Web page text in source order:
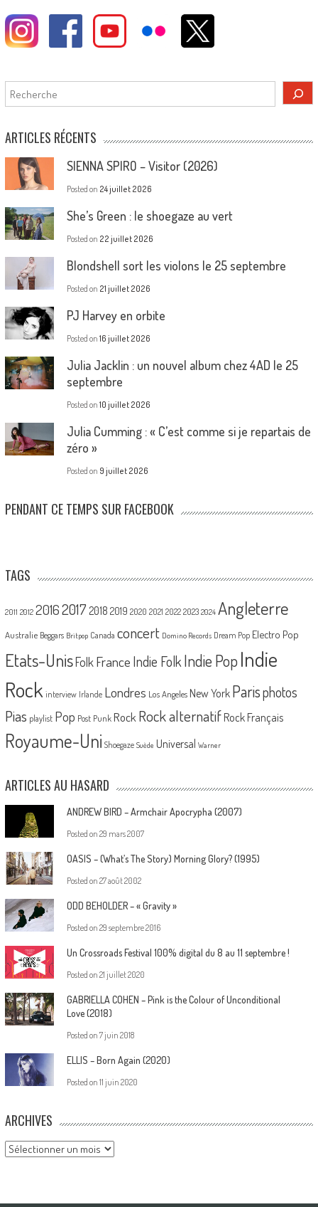
Rechercher
ARTICLES RÉCENTS
SIENNA SPIRO – Visitor (2026)
Posted on 24 juillet 2026
She’s Green : le shoegaze au vert
Posted on 22 juillet 2026
Blondshell sort les violons le 25 septembre
Posted on 21 juillet 2026
PJ Harvey en orbite
Posted on 16 juillet 2026
Julia Jacklin : un nouvel album chez 4AD le 25
septembre
Posted on 10 juillet 2026
Julia Cumming : « C’est comme si je repartais de
zéro »
Posted on 9 juillet 2026
PENDANT CE TEMPS SUR FACEBOOK
TAGS
2011 2012 20162017 2018 2019 2020 2021 2022 2023 2024 Angleterre
Australie Beggars Britpop Canada concert Domino Records Dream Pop Electro Pop
Etats-UnisFolk France Indie FolkIndie PopIndie
Rock interview Irlande Londres Los Angeles New York Parisphotos
Pias playlist Pop Post Punk Rock Rock alternatif Rock Français
Royaume-Uni Shoegaze Suède Universal Warner
ARTICLES AU HASARD
ANDREW BIRD – Armchair Apocrypha (2007)
Posted on 29 mars 2007
OASIS – (What’s The Story) Morning Glory? (1995)
Posted on 27 août 2002
ODD BEHOLDER – « Gravity »
Posted on 29 septembre 2016
Un Crossroads Festival 100% digital du 8 au 11 septembre !
Posted on 21 juillet 2020
GABRIELLA COHEN – Pink is the Colour of Unconditional
Love (2018)
Posted on 7 juin 2018
ELLIS – Born Again (2020)
Posted on 11 juin 2020
ARCHIVES
Archives